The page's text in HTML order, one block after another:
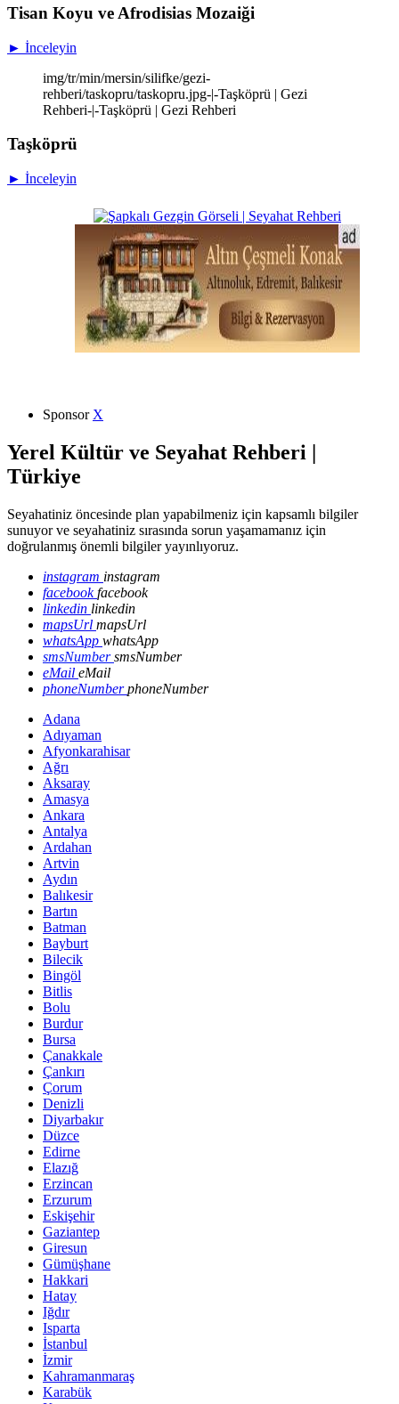
Tisan Koyu ve Afrodisias Mozaiği
► İnceleyin
img/tr/min/mersin/silifke/gezi-
rehberi/taskopru/taskopru.jpg-|-Taşköprü | Gezi
Rehberi-|-Taşköprü | Gezi Rehberi
Taşköprü
► İnceleyin
Sponsor X
Yerel Kültür ve Seyahat Rehberi |
Türkiye
Seyahatiniz öncesinde plan yapabilmeniz için kapsamlı bilgiler
sunuyor ve seyahatiniz sırasında sorun yaşamamanız için
doğrulanmış önemli bilgiler yayınlıyoruz.
instagram instagram
facebookfacebook
linkedin linkedin
mapsUrl mapsUrl
whatsApp whatsApp
smsNumbersmsNumber
eMail eMail
phoneNumberphoneNumber
Adana
Adıyaman
Afyonkarahisar
Ağrı
Aksaray
Amasya
Ankara
Antalya
Ardahan
Artvin
Aydın
Balıkesir
Bartın
Batman
Bayburt
Bilecik
Bingöl
Bitlis
Bolu
Burdur
Bursa
Çanakkale
Çankırı
Çorum
Denizli
Diyarbakır
Düzce
Edirne
Elazığ
Erzincan
Erzurum
Eskişehir
Gaziantep
Giresun
Gümüşhane
Hakkari
Hatay
Iğdır
Isparta
İstanbul
İzmir
Kahramanmaraş
Karabük